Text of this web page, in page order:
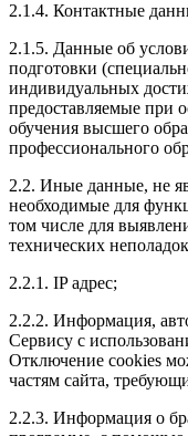
2.1.4. Контактные
2.1.5. Данные об
подготовки
индивидуальных
предоставляемые при
обучения высшего
профессионального
2.2. Иные данные, не
необходимые для
том числе для
технических
2.2.1. IP адрес;
2.2.2. Информация,
Сервису с
Отключение cookies
частям сайта,
2.2.3. Информация о